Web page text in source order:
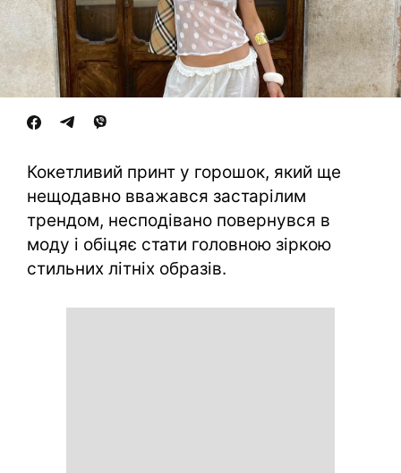
Кокетливий принт у горошок, який ще
нещодавно вважався застарілим
трендом, несподівано повернувся в
моду і обіцяє стати головною зіркою
стильних літніх образів.